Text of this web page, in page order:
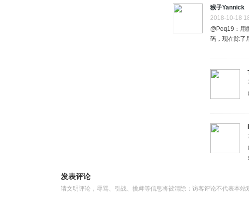
猴子Yannick
2018-10-18
@Peq19：用
码，现在除了
发表评论
请文明评论，辱骂、引战、挑衅等信息将被清除；访客评论不代表本站